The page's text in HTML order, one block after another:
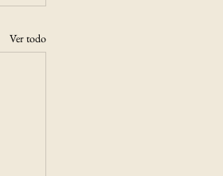
Ver todo